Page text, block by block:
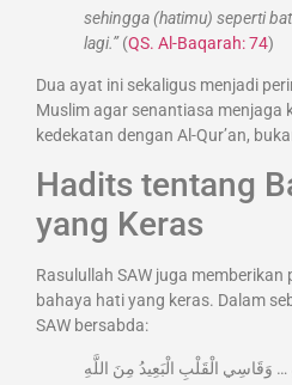
sehingga (hatimu) seperti
lagi.”(QS. Al-Baqarah: 74)
Dua ayat ini sekaligus menjadi
Muslim agar senantiasa menjaga
kedekatan dengan Al-Qur’an,
Hadits tentang
yang Keras
Rasulullah SAW juga
bahaya hati yang keras. Dalam
SAW bersabda:
وَقَاسِي الْقَلْبِ الْبَعِيدُ مِنَ اللَّهِ